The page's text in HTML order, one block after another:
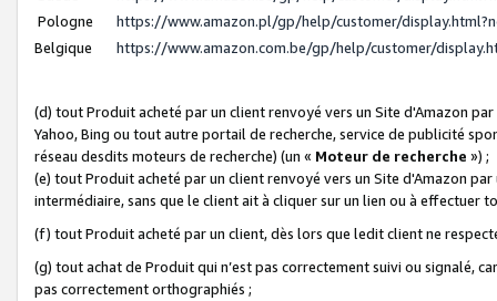
Pologne
https://www.amazon.pl/gp/help/customer/
Belgique
https://www.amazon.com.be/gp/help/customer/
(d) tout Produit acheté par un client renvoyé vers un Site d'Amazon
Yahoo, Bing ou tout autre portail de recherche, service de publicité
réseau desdits moteurs de recherche) (un « Moteur de recherche ») ;
(e) tout Produit acheté par un client renvoyé vers un Site d'Amazon
intermédiaire, sans que le client ait à cliquer sur un lien ou à
(f) tout Produit acheté par un client, dès lors que ledit client ne
(g) tout achat de Produit qui n’est pas correctement suivi ou signalé,
pas correctement orthographiés ;